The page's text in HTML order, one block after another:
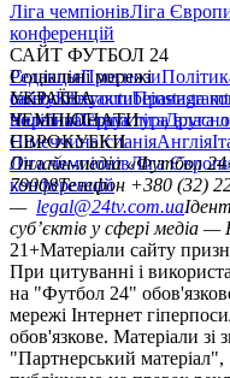
Ліга чемпіонівЛіга
конференцій
САЙТ ФУТБОЛ 24
РедакціяПрогнози
сайтуКонтактиПравила
політикаСтруктура
Соціальні мережі
facebookxyoutubeinstagram
УКРАЇНА
УкраїнаПерша лігаДруга
ЧЕМПІОНАТИ
НімеччинаІспаніяАнглія
ЄВРОКУБКИ
Ліга чемпіонівЛіга
конференцій
Онлайн-медіа «Футбол
79008Телефон +380 (32)
— legal@24tv.com.ua
суб’єктів у сфері медіа —
21+Матеріали сайту
При цитуванні і
на "Футбол 24"
мережі Інтернет
обов'язкове. Матеріали
"Партнерський